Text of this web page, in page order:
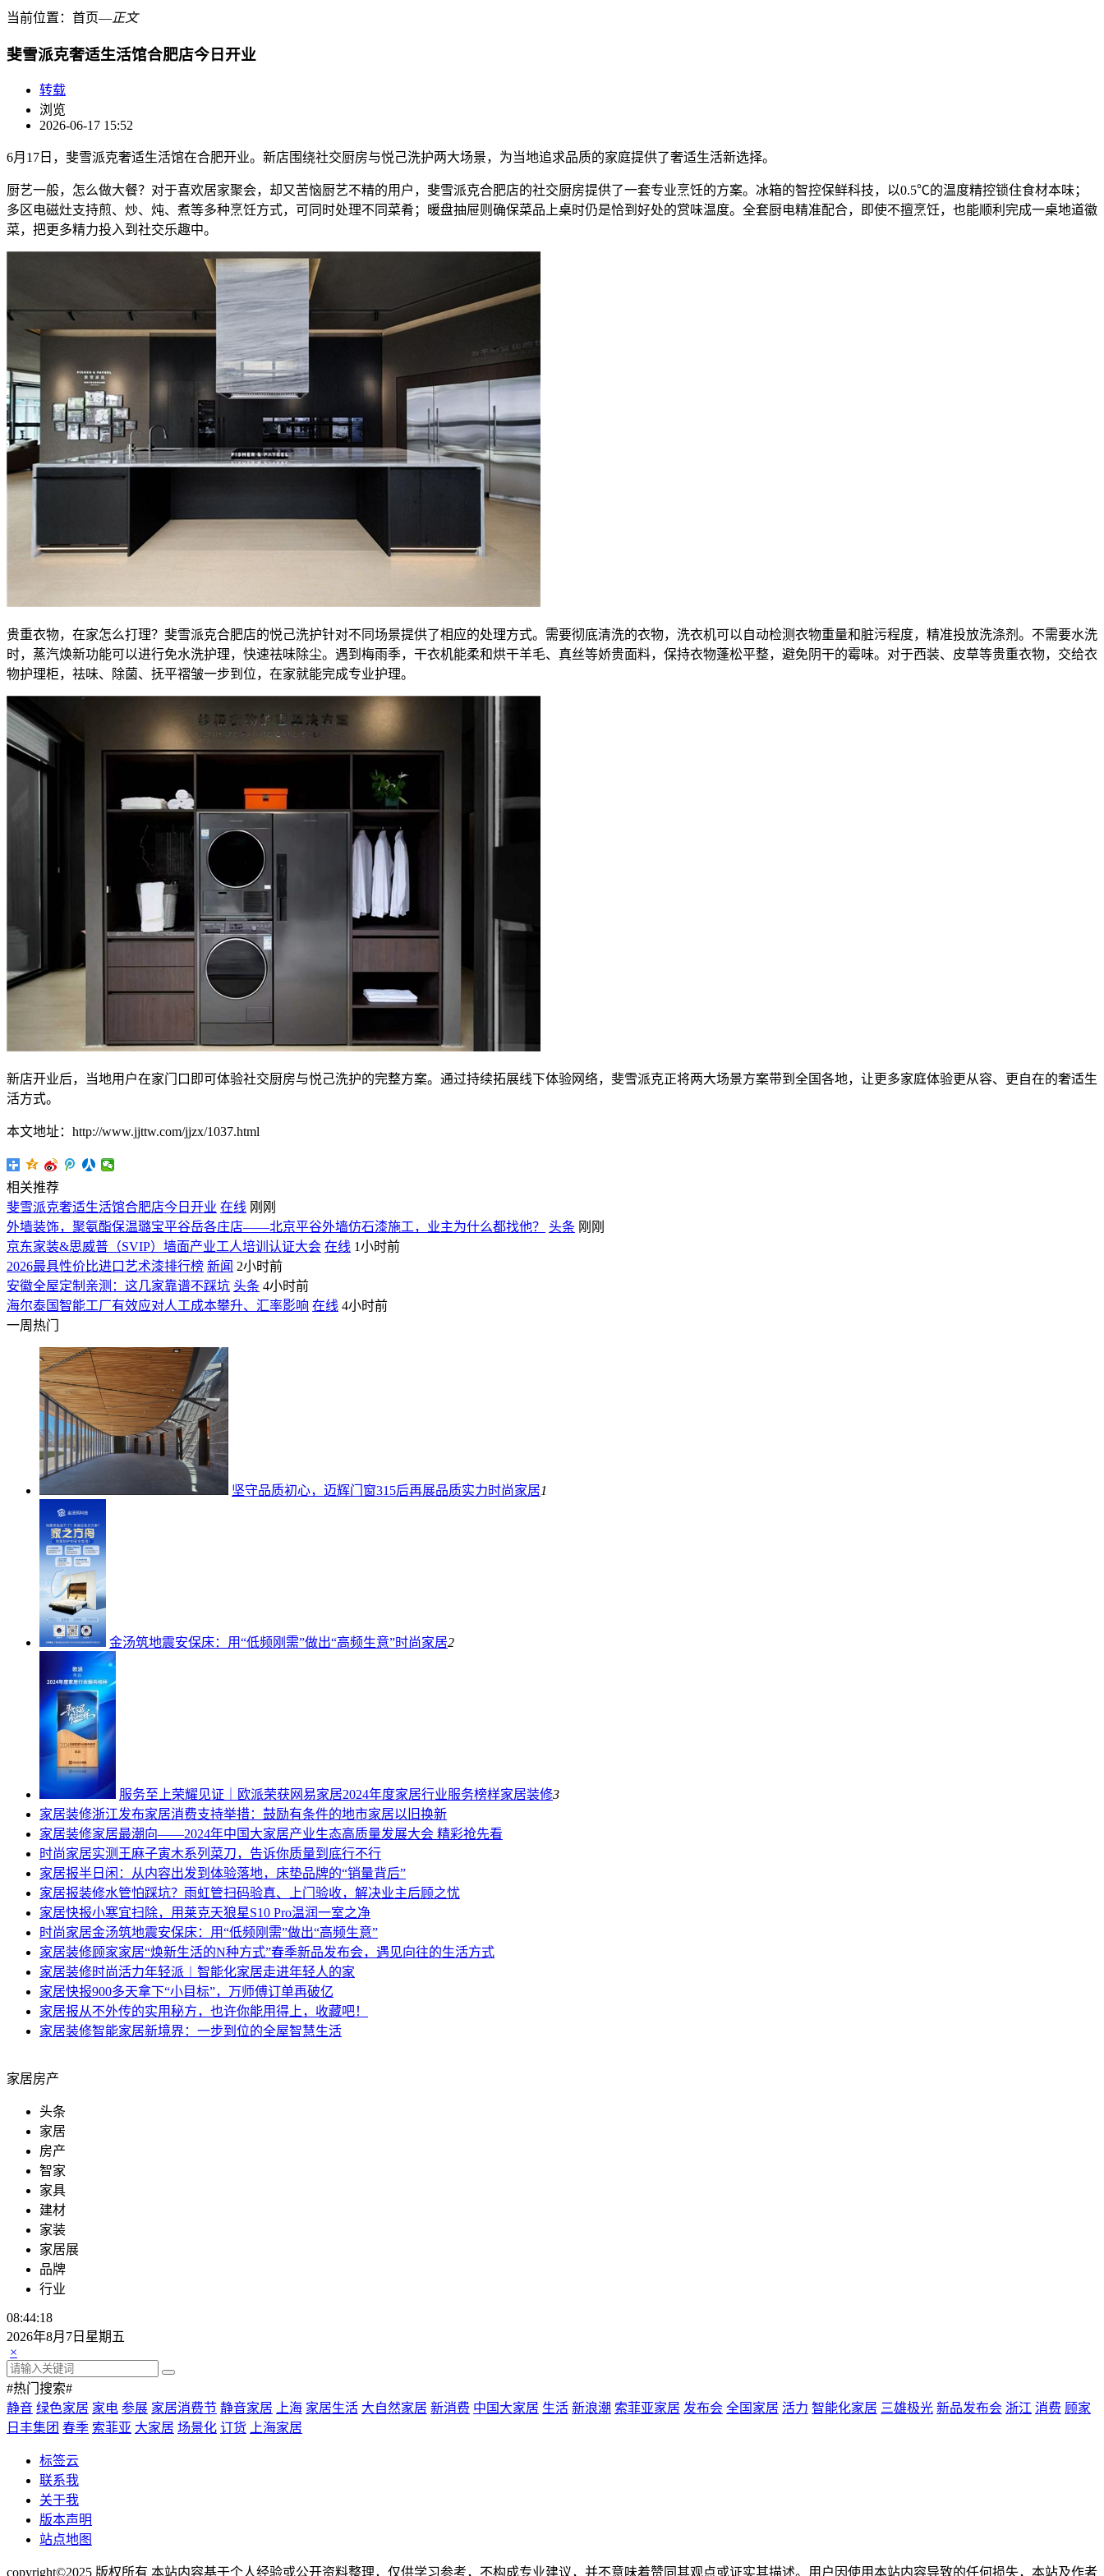
当前位置： 首页―正文
斐雪派克奢适生活馆合肥店今日开业
转载
浏览
2026-06-17 15:52
6月17日，斐雪派克奢适生活馆在合肥开业。新店围绕社交厨房与悦己洗护两大场景，为当地追求品质的家庭提供了奢适生活新选择。
厨艺一般，怎么做大餐？对于喜欢居家聚会，却又苦恼厨艺不精的用户，斐雪派克合肥店的社交厨房提供了一套专业烹饪的方案。冰箱的智控保鲜科技，以0.5℃的温度精控锁住食材本味；
多区电磁灶支持煎、炒、炖、煮等多种烹饪方式，可同时处理不同菜肴；暖盘抽屉则确保菜品上桌时仍是恰到好处的赏味温度。全套厨电精准配合，即使不擅烹饪，也能顺利完成一桌地道徽
菜，把更多精力投入到社交乐趣中。
贵重衣物，在家怎么打理？斐雪派克合肥店的悦己洗护针对不同场景提供了相应的处理方式。需要彻底清洗的衣物，洗衣机可以自动检测衣物重量和脏污程度，精准投放洗涤剂。不需要水洗
时，蒸汽焕新功能可以进行免水洗护理，快速祛味除尘。遇到梅雨季，干衣机能柔和烘干羊毛、真丝等娇贵面料，保持衣物蓬松平整，避免阴干的霉味。对于西装、皮草等贵重衣物，交给衣
物护理柜，祛味、除菌、抚平褶皱一步到位，在家就能完成专业护理。
新店开业后，当地用户在家门口即可体验社交厨房与悦己洗护的完整方案。通过持续拓展线下体验网络，斐雪派克正将两大场景方案带到全国各地，让更多家庭体验更从容、更自在的奢适生
活方式。
本文地址：http://www.jjttw.com/jjzx/1037.html
相关推荐
斐雪派克奢适生活馆合肥店今日开业 在线 刚刚
外墙装饰，聚氨酯保温璐宝平谷岳各庄店——北京平谷外墙仿石漆施工，业主为什么都找他？
头条 刚刚
京东家装&思威普（SVIP）墙面产业工人培训认证大会 在线 1小时前
2026最具性价比进口艺术漆排行榜 新闻 2小时前
安徽全屋定制亲测：这几家靠谱不踩坑 头条 4小时前
海尔泰国智能工厂有效应对人工成本攀升、汇率影响 在线 4小时前
一周热门
坚守品质初心，迈辉门窗315后再展品质实力时尚家居1
金汤筑地震安保床：用“低频刚需”做出“高频生意”时尚家居2
服务至上荣耀见证｜欧派荣获网易家居2024年度家居行业服务榜样家居装修3
家居装修浙江发布家居消费支持举措：鼓励有条件的地市家居以旧换新
家居装修家居最潮向——2024年中国大家居产业生态高质量发展大会 精彩抢先看
时尚家居实测王麻子寅木系列菜刀，告诉你质量到底行不行
家居报半日闲：从内容出发到体验落地，床垫品牌的“销量背后”
家居报装修水管怕踩坑？雨虹管扫码验真、上门验收，解决业主后顾之忧
家居快报小寒宜扫除，用莱克天狼星S10 Pro温润一室之净
时尚家居金汤筑地震安保床：用“低频刚需”做出“高频生意”
家居装修顾家家居“焕新生活的N种方式”春季新品发布会，遇见向往的生活方式
家居装修时尚活力年轻派︱智能化家居走进年轻人的家
家居快报900多天拿下“小目标”，万师傅订单再破亿
家居报从不外传的实用秘方，也许你能用得上，收藏吧！
家居装修智能家居新境界：一步到位的全屋智慧生活
家居房产
头条
家居
房产
智家
家具
建材
家装
家居展
品牌
行业
08:44:19
2026年8月7日星期五
×
#热门搜索#
静音 绿色家居 家电 参展 家居消费节 静音家居 上海 家居生活 大自然家居 新消费 中国大家居 生活 新浪潮 索菲亚家居 发布会 全国家居 活力 智能化家居 三雄极光 新品发布会 浙江 消费 顾家
日丰集团 春季 索菲亚 大家居 场景化 订货 上海家居
标签云
联系我
关于我
版本声明
站点地图
copyright©2025 版权所有 本站内容基于个人经验或公开资料整理，仅供学习参考，不构成专业建议，并不意味着赞同其观点或证实其描述。用户因使用本站内容导致的任何损失，本站及作者